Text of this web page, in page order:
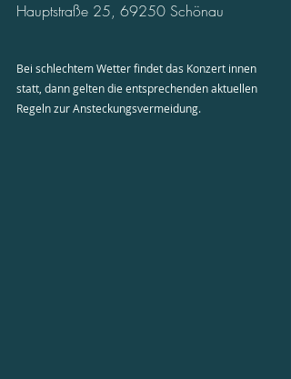
Hauptstraße 25, 69250 Schönau
Bei schlechtem Wetter findet das Konzert innen
statt, dann gelten die entsprechenden aktuellen
Regeln zur Ansteckungsvermeidung.